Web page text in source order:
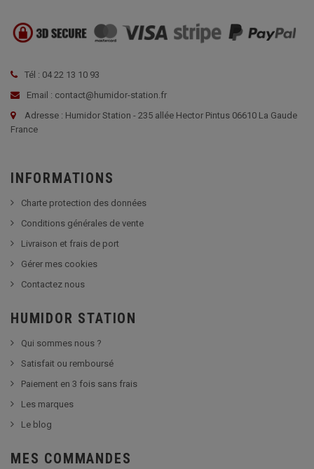
Tél : 04 22 13 10 93
Email : contact@humidor-station.fr
Adresse : Humidor Station - 235 allée Hector Pintus 06610 La Gaude
France
INFORMATIONS
Charte protection des données
Conditions générales de vente
Livraison et frais de port
Gérer mes cookies
Contactez nous
HUMIDOR STATION
Qui sommes nous ?
Satisfait ou remboursé
Paiement en 3 fois sans frais
Les marques
Le blog
MES COMMANDES